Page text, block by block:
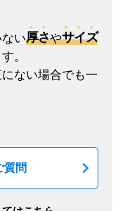
い厚さやサイズ
。
ない場合でも一
質問